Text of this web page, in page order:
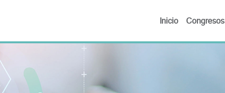
Inicio Congresos